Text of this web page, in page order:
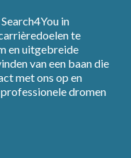
in
te
en uitgebreide
van een baan die
met ons op en
dromen